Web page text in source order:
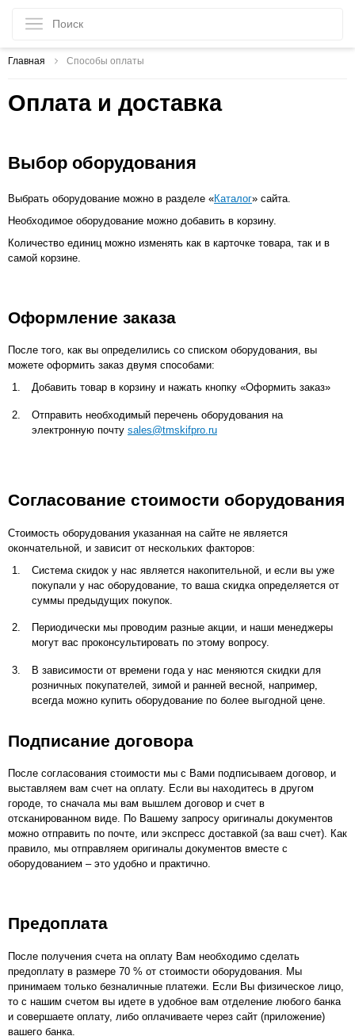
Главная Способы оплаты
Оплата и доставка
Выбор оборудования
Выбрать оборудование можно в разделе «Каталог» сайта.
Необходимое оборудование можно добавить в корзину.
Количество единиц можно изменять как в карточке товара, так и в
самой корзине.
Оформление заказа
После того, как вы определились со списком оборудования, вы
можете оформить заказ двумя способами:
Добавить товар в корзину и нажать кнопку «Оформить заказ»
Отправить необходимый перечень оборудования на
электронную почту sales@tmskifpro.ru
Согласование стоимости оборудования
Стоимость оборудования указанная на сайте не является
окончательной, и зависит от нескольких факторов:
Система скидок у нас является накопительной, и если вы уже
покупали у нас оборудование, то ваша скидка определяется от
суммы предыдущих покупок.
Периодически мы проводим разные акции, и наши менеджеры
могут вас проконсультировать по этому вопросу.
В зависимости от времени года у нас меняются скидки для
розничных покупателей, зимой и ранней весной, например,
всегда можно купить оборудование по более выгодной цене.
Подписание договора
После согласования стоимости мы с Вами подписываем договор, и
выставляем вам счет на оплату. Если вы находитесь в другом
городе, то сначала мы вам вышлем договор и счет в
отсканированном виде. По Вашему запросу оригиналы документов
можно отправить по почте, или экспресс доставкой (за ваш счет). Как
правило, мы отправляем оригиналы документов вместе с
оборудованием – это удобно и практично.
Предоплата
После получения счета на оплату Вам необходимо сделать
предоплату в размере 70 % от стоимости оборудования. Мы
принимаем только безналичные платежи. Если Вы физическое лицо,
то с нашим счетом вы идете в удобное вам отделение любого банка
и совершаете оплату, либо оплачиваете через сайт (приложение)
вашего банка.